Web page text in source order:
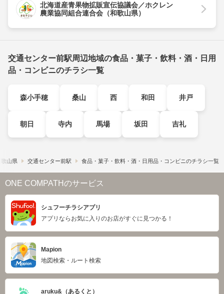
北海道産青果物拡販宣伝協議会／ホクレン
農業協同組合連合会（和歌山県）
交通センター前駅周辺地域の食品・菓子・飲料・酒・日用
品・コンビニのチラシ一覧
森小手穂 桑山 西 和田 井戸
朝日 寺内 馬場 坂田 吉礼
歌山県 交通センター前駅 食品・菓子・飲料・酒・日用品・コンビニのチラシ一覧
ONE COMPATHのサービス
シュフーチラシアプリ
アプリならお気に入りのお店がすぐに見つかる！
Mapion
地図検索・ルート検索
aruku&（あるくと）